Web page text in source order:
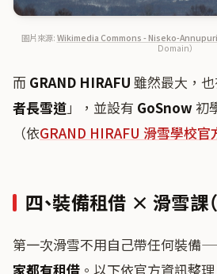
圖片來源: Wikimedia Commons - Niseko-
Domain）
而 GRAND HIRAFU 雖然最大，
者長雪道」，並設有 GoSnow 初
（依GRAND HIRAFU 滑雪學校官
四、裝備租借 × 滑雪課（
第一次滑雪不用自己帶任何裝備
家都有租借 。以下依官方資訊整理